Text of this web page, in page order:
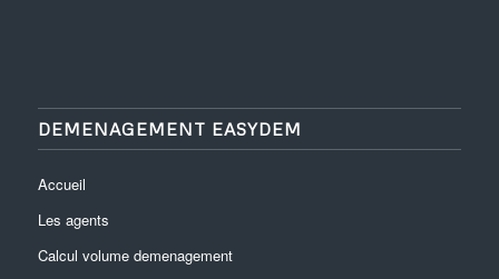
DEMENAGEMENT EASYDEM
Accueil
Les agents
Calcul volume demenagement